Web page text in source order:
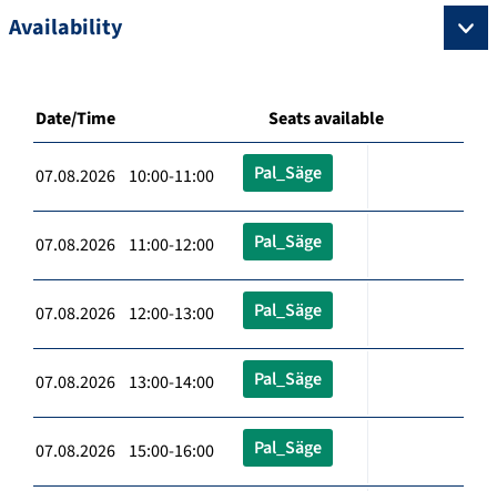
Availability
Date/Time Seats available
07.08.2026 10:00-11:00 Pal_Säge
07.08.2026 11:00-12:00 Pal_Säge
07.08.2026 12:00-13:00 Pal_Säge
07.08.2026 13:00-14:00 Pal_Säge
07.08.2026 15:00-16:00 Pal_Säge